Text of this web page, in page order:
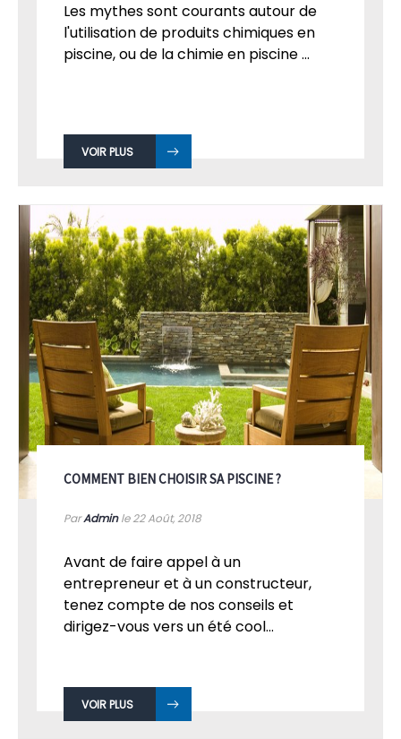
Les mythes sont courants autour de
l'utilisation de produits chimiques en
piscine, ou de la chimie en piscine ...
VOIR PLUS
COMMENT BIEN CHOISIR SA PISCINE ?
ParAdminle 22Août, 2018
Avant de faire appel à un
entrepreneur et à un constructeur,
tenez compte de nos conseils et
dirigez-vous vers un été cool...
VOIR PLUS